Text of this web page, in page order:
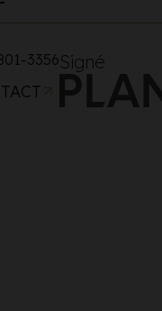
3356Signé